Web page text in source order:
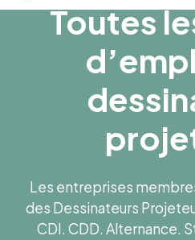
Toutes
Les entreprises
des Dessinateurs
CDI. CDD. Alternance.